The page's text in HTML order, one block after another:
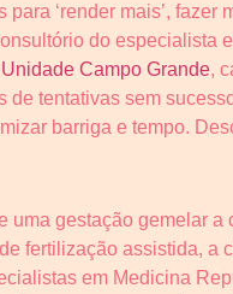
‘render mais’,
do especialista
Campo Grande,
de tentativas sem
barriga e tempo.
gestação gemelar
fertilização assistida, a
em Medicina